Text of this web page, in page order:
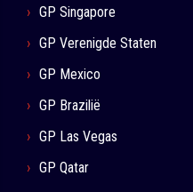
GP Singapore
GP Verenigde Staten
GP Mexico
GP Brazilië
GP Las Vegas
GP Qatar